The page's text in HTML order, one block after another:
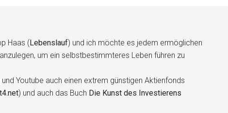
Haas (Lebenslauf) und ich möchte es jedem ermöglichen
um ein selbstbestimmteres Leben führen zu
Youtube auch einen extrem günstigen Aktienfonds
) und auch das Buch Die Kunst des Investierens